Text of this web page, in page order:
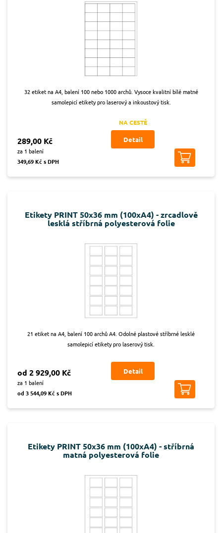
32 etiket na A4, balení 100 nebo 1000 archů. Vysoce kvalitní bílé matné
samolepicí etikety pro laserový a inkoustový tisk.
289,00 Kč
za 1 balení
349,69 Kč s DPH
NA CESTĚ
Detail
Etikety PRINT 50x36 mm (100xA4) - zrcadlově
lesklá stříbrná polyesterová folie
21 etiket na A4, balení 100 archů A4. Odolné plastové stříbrné lesklé
samolepicí etikety pro laserový tisk.
od 2 929,00 Kč
za 1 balení
od 3 544,09 Kč s DPH
Detail
Etikety PRINT 50x36 mm (100xA4) - stříbrná
matná polyesterová folie